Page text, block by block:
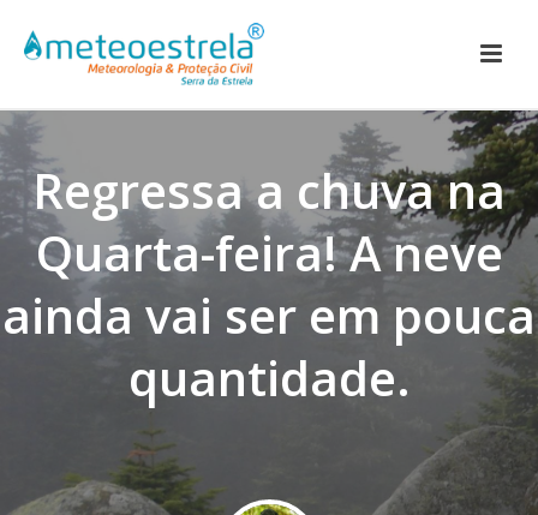
Regressa a chuva na
Quarta-feira! A neve
ainda vai ser em pouca
quantidade.